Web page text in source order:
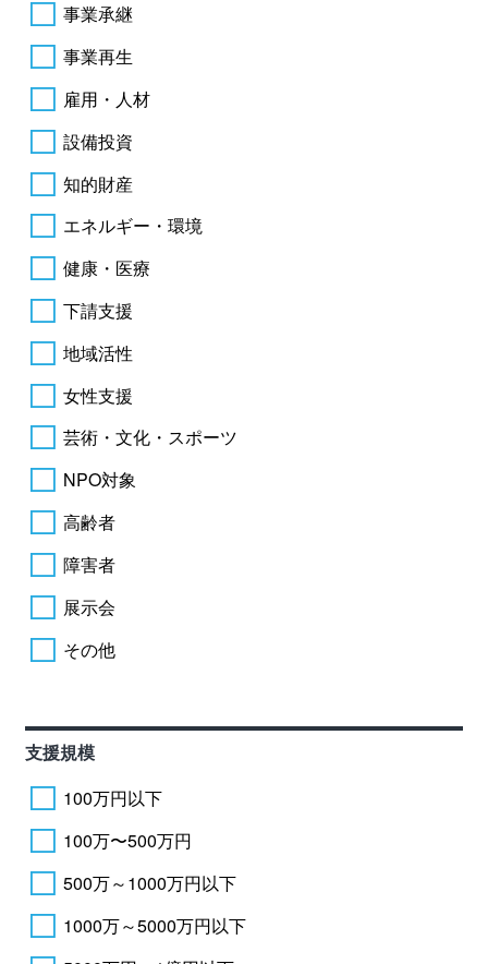
事業承継
事業再生
雇用・人材
設備投資
知的財産
エネルギー・環境
健康・医療
下請支援
地域活性
女性支援
芸術・文化・スポーツ
NPO対象
高齢者
障害者
展示会
その他
支援規模
100万円以下
100万〜500万円
500万～1000万円以下
1000万～5000万円以下